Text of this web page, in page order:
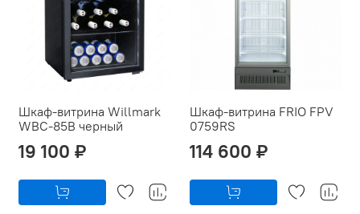
Шкаф-витрина Willmark
WBC-85B черный
19 100 ₽
Шкаф-витрина FRIO FPV
0759RS
114 600 ₽